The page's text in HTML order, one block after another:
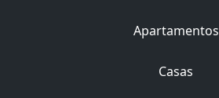
Apartamentos
Casas